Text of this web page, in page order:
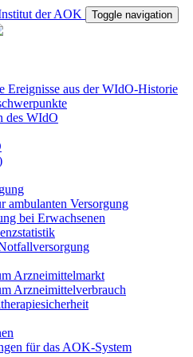
Toggle navigation
Ereignisse aus der WIdO-Historie
des WIdO
ambulanten Versorgung
bei Erwachsenen
Arzneimittelmarkt
Arzneimittelverbrauch
für das AOK-System